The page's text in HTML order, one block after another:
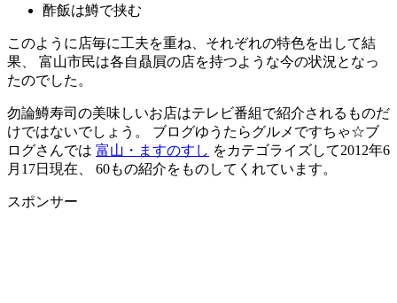
酢飯は鱒で挟む
このように店毎に工夫を重ね、それぞれの特色を出して結
果、 富山市民は各自贔屓の店を持つような今の状況となっ
たのでした。
勿論鱒寿司の美味しいお店はテレビ番組で紹介されるものだ
けではないでしょう。 ブログゆうたらグルメですちゃ☆ブ
ログさんでは 富山・ますのすし をカテゴライズして2012年6
月17日現在、 60もの紹介をものしてくれています。
スポンサー